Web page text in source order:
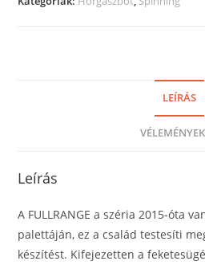
LEÍRÁS
Leírás
A FULLRANGE a széria 2015-óta
palettáján, ez a család testesíti
készítést. Kifejezetten a